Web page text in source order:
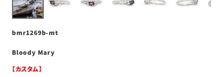
bmr1269b-mt
Bloody Mary
【カスタム】